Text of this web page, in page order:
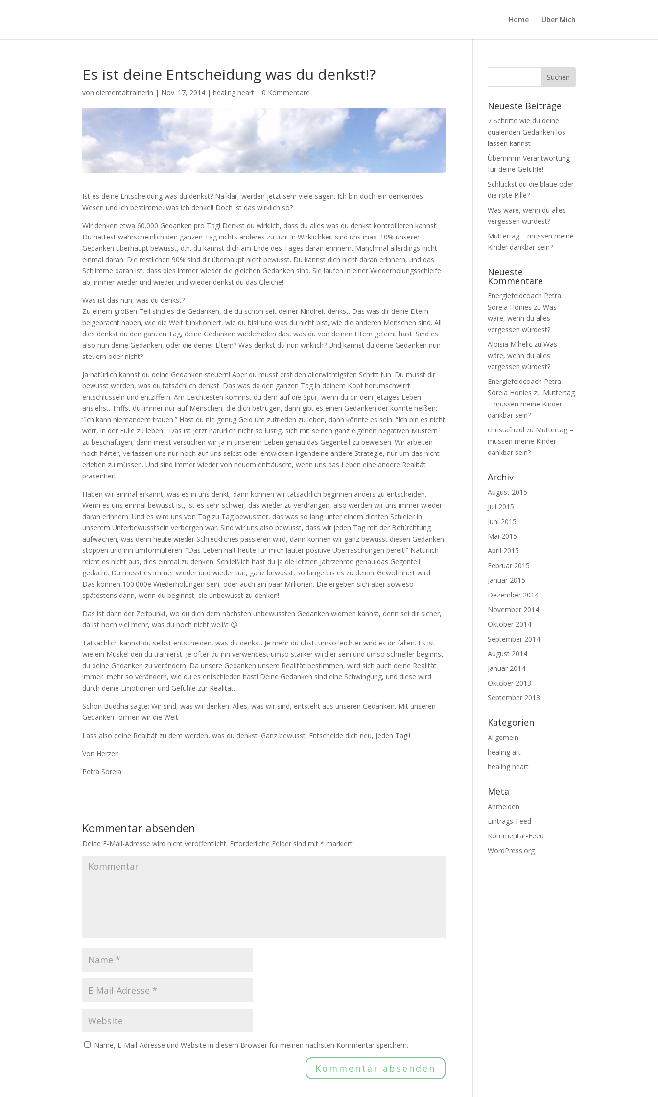
Home Über Mich
Es ist deine Entscheidung was du denkst!?
von diementaltrainerin | Nov. 17, 2014 | healing heart | 0 Kommentare
Ist es deine Entscheidung was du denkst? Na klar, werden jetzt sehr viele sagen. Ich bin doch ein denkendes
Wesen und ich bestimme, was ich denke!! Doch ist das wirklich so?
Wir denken etwa 60.000 Gedanken pro Tag! Denkst du wirklich, dass du alles was du denkst kontrollieren kannst!
Du hättest wahrscheinlich den ganzen Tag nichts anderes zu tun! In Wirklichkeit sind uns max. 10% unserer
Gedanken überhaupt bewusst, d.h. du kannst dich am Ende des Tages daran erinnern. Manchmal allerdings nicht
einmal daran. Die restlichen 90% sind dir überhaupt nicht bewusst. Du kannst dich nicht daran erinnern, und das
Schlimme daran ist, dass dies immer wieder die gleichen Gedanken sind. Sie laufen in einer Wiederholungsschleife
ab, immer wieder und wieder und wieder denkst du das Gleiche!
Was ist das nun, was du denkst?
Zu einem großen Teil sind es die Gedanken, die du schon seit deiner Kindheit denkst. Das was dir deine Eltern
beigebracht haben, wie die Welt funktioniert, wie du bist und was du nicht bist, wie die anderen Menschen sind. All
dies denkst du den ganzen Tag, deine Gedanken wiederholen das, was du von deinen Eltern gelernt hast. Sind es
also nun deine Gedanken, oder die deiner Eltern? Was denkst du nun wirklich? Und kannst du deine Gedanken nun
steuern oder nicht?
Ja natürlich kannst du deine Gedanken steuern! Aber du musst erst den allerwichtigsten Schritt tun. Du musst dir
bewusst werden, was du tatsächlich denkst. Das was da den ganzen Tag in deinem Kopf herumschwirrt
entschlüsseln und entziffern. Am Leichtesten kommst du dem auf die Spur, wenn du dir dein jetziges Leben
ansiehst. Triffst du immer nur auf Menschen, die dich betrügen, dann gibt es einen Gedanken der könnte heißen:
“Ich kann niemandem trauen.” Hast du nie genug Geld um zufrieden zu leben, dann könnte es sein: “Ich bin es nicht
wert, in der Fülle zu leben.” Das ist jetzt natürlich nicht so lustig, sich mit seinen ganz eigenen negativen Mustern
zu beschäftigen, denn meist versuchen wir ja in unserem Leben genau das Gegenteil zu beweisen. Wir arbeiten
noch härter, verlassen uns nur noch auf uns selbst oder entwickeln irgendeine andere Strategie, nur um das nicht
erleben zu müssen. Und sind immer wieder von neuem enttäuscht, wenn uns das Leben eine andere Realität
präsentiert.
Haben wir einmal erkannt, was es in uns denkt, dann können wir tatsächlich beginnen anders zu entscheiden.
Wenn es uns einmal bewusst ist, ist es sehr schwer, das wieder zu verdrängen, also werden wir uns immer wieder
daran erinnern. Und es wird uns von Tag zu Tag bewusster, das was so lang unter einem dichten Schleier in
unserem Unterbewusstsein verborgen war. Sind wir uns also bewusst, dass wir jeden Tag mit der Befürchtung
aufwachen, was denn heute wieder Schreckliches passieren wird, dann können wir ganz bewusst diesen Gedanken
stoppen und ihn umformulieren: “Das Leben hält heute für mich lauter positive Überraschungen bereit!” Natürlich
reicht es nicht aus, dies einmal zu denken. Schließlich hast du ja die letzten Jahrzehnte genau das Gegenteil
gedacht. Du musst es immer wieder und wieder tun, ganz bewusst, so lange bis es zu deiner Gewohnheit wird.
Das können 100.000e Wiederholungen sein, oder auch ein paar Millionen. Die ergeben sich aber sowieso
spätestens dann, wenn du beginnst, sie unbewusst zu denken!
Das ist dann der Zeitpunkt, wo du dich dem nächsten unbewussten Gedanken widmen kannst, denn sei dir sicher,
da ist noch viel mehr, was du noch nicht weißt 😉
Tatsächlich kannst du selbst entscheiden, was du denkst. Je mehr du übst, umso leichter wird es dir fallen. Es ist
wie ein Muskel den du trainierst. Je öfter du ihn verwendest umso stärker wird er sein und umso schneller beginnst
du deine Gedanken zu verändern. Da unsere Gedanken unsere Realität bestimmen, wird sich auch deine Realität
immer mehr so verändern, wie du es entschieden hast! Deine Gedanken sind eine Schwingung, und diese wird
durch deine Emotionen und Gefühle zur Realität.
Schon Buddha sagte: Wir sind, was wir denken. Alles, was wir sind, entsteht aus unseren Gedanken. Mit unseren
Gedanken formen wir die Welt.
Lass also deine Realität zu dem werden, was du denkst. Ganz bewusst! Entscheide dich neu, jeden Tag!!
Von Herzen
Petra Soreia
Kommentar absenden
Deine E-Mail-Adresse wird nicht veröffentlicht. Erforderliche Felder sind mit * markiert
Name, E-Mail-Adresse und Website in diesem Browser für meinen nächsten Kommentar speichern.
Neueste Beiträge
7 Schritte wie du deine
quälenden Gedanken los
lassen kannst
Übernimm Verantwortung
für deine Gefühle!
Schluckst du die blaue oder
die rote Pille?
Was wäre, wenn du alles
vergessen würdest?
Muttertag – müssen meine
Kinder dankbar sein?
Neueste
Kommentare
Energiefeldcoach Petra
Soreia Honies zu Was
wäre, wenn du alles
vergessen würdest?
Aloisia Miheliczu Was
wäre, wenn du alles
vergessen würdest?
Energiefeldcoach Petra
Soreia Honies zu Muttertag
– müssen meine Kinder
dankbar sein?
christafriedl zu Muttertag –
müssen meine Kinder
dankbar sein?
Archiv
August 2015
Juli 2015
Juni 2015
Mai 2015
April 2015
Februar 2015
Januar 2015
Dezember 2014
November 2014
Oktober 2014
September 2014
August 2014
Januar 2014
Oktober 2013
September 2013
Kategorien
Allgemein
healing art
healing heart
Meta
Anmelden
Eintrags-Feed
Kommentar-Feed
WordPress.org